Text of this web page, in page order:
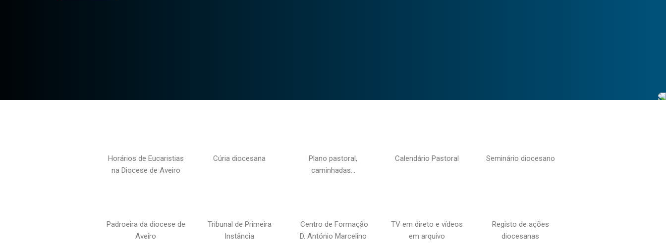
Horários de Eucaristias
na Diocese de Aveiro
Cúria diocesana
Plano pastoral,
caminhadas…
Calendário Pastoral Seminário diocesano
Padroeira da diocese de
Aveiro
Tribunal de Primeira
Instância
Centro de Formação
D. António Marcelino
TV em direto e vídeos
em arquivo
Registo de ações
diocesanas